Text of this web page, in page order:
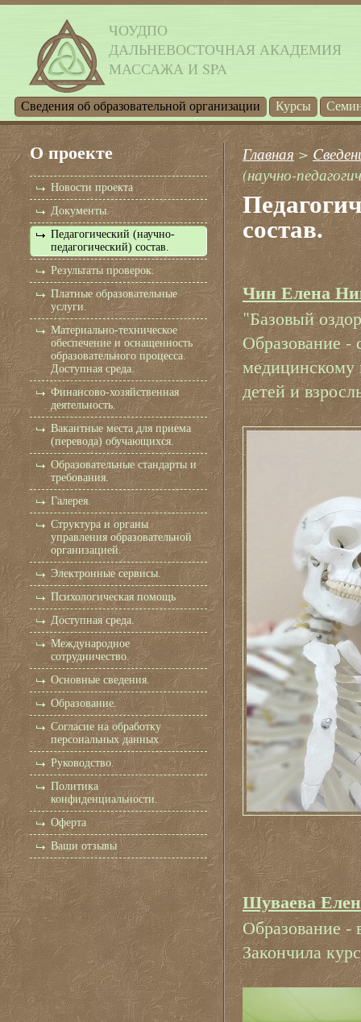
ЧОУДПО
ДАЛЬНЕВОСТОЧНАЯ АКАДЕМИЯ
МАССАЖА И SPA
Cведения об образовательной организации Курсы
О проекте
Новости проекта
Документы.
Педагогический (научно-
педагогический) состав.
Результаты проверок.
Платные образовательные
услуги.
Материально-техническое
обеспечение и оснащенность
образовательного процесса.
Доступная среда.
Финансово-хозяйственная
деятельность.
Вакантные места для приема
(перевода) обучающихся.
Образовательные стандарты и
требования.
Галерея.
Структура и органы
управления образовательной
организацией.
Электронные сервисы.
Психологическая помощь
Доступная среда.
Международное
сотрудничество.
Основные сведения.
Образование.
Согласие на обработку
персональных данных
Руководство.
Политика
конфиденциальности.
Оферта
Ваши отзывы
Главная>
(научно-
состав.
Чин Елена
"Базовый
Образование -
медицинскому
детей и
Шуваева
Образование
Закончила